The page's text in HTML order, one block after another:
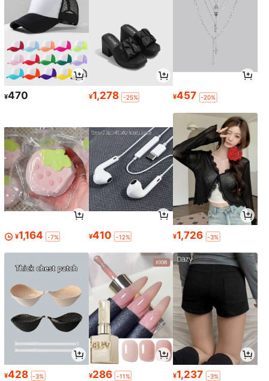
¥470 ¥1,278 -25% ¥457 -20%
¥1,164 -7% ¥410 -12% ¥1,726 -3%
¥428 -3% ¥286 -11% ¥1,237 -3%